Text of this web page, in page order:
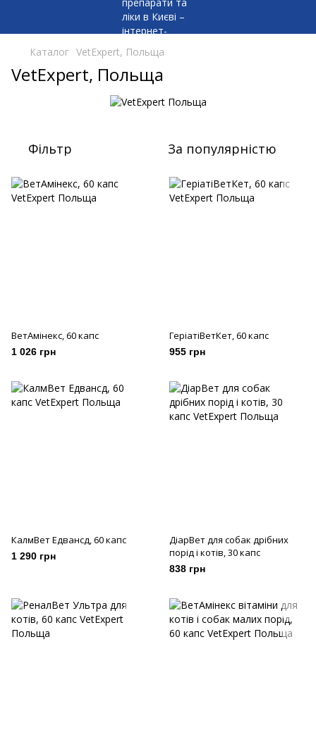
Каталог VetExpert, Польща
VetExpert, Польща
Фільтр За популярністю
ВетАмінекс, 60 капс
1 026 грн
ГеріатіВетКет, 60 капс
955 грн
КалмВет Едвансд, 60 капс
1 290 грн
ДіарВет для собак дрібних
порід і котів, 30 капс
838 грн